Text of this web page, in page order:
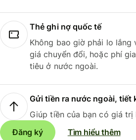
Thẻ ghi nợ quốc tế
Không bao giờ phải lo lắng
giá chuyển đổi, hoặc phí
tiêu ở nước ngoài.
Gửi tiền ra nước ngoài, tiết
Giúp tiền của bạn có giá trị
Đăng ký
Tìm hiểu thêm